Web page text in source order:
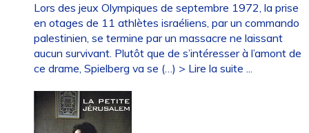
Lors des jeux Olympiques de septembre 1972, la prise
en otages de 11 athlètes israéliens, par un commando
palestinien, se termine par un massacre ne laissant
aucun survivant. Plutôt que de s’intéresser à l’amont de
ce drame, Spielberg va se (…) > Lire la suite ...